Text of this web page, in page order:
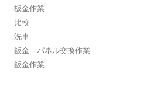
板金作業
比較
洗車
鈑金 パネル交換作業
鈑金作業